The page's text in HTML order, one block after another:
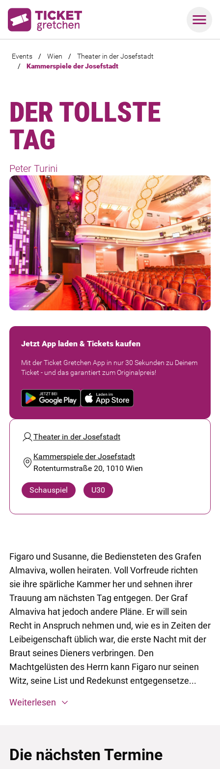
Events / Wien /
Theater in der Josefstadt
/
Kammerspiele der Josefstadt
DER TOLLSTE
TAG
Peter Turini
Jetzt App laden & Tickets kaufen
Mit der Ticket Gretchen App in nur 30 Sekunden zu Deinem
Ticket - und das garantiert zum Originalpreis!
Theater in der Josefstadt
Kammerspiele der Josefstadt
Rotenturmstraße 20, 1010 Wien
Schauspiel U30
Figaro und Susanne, die Bediensteten des Grafen
Almaviva, wollen heiraten. Voll Vorfreude richten
sie ihre spärliche Kammer her und sehnen ihrer
Trauung am nächsten Tag entgegen. Der Graf
Almaviva hat jedoch andere Pläne. Er will sein
Recht in Anspruch nehmen und, wie es in Zeiten der
Leibeigenschaft üblich war, die erste Nacht mit der
Braut seines Dieners verbringen. Den
Machtgelüsten des Herrn kann Figaro nur seinen
Witz, seine List und Redekunst entgegensetze...
Weiterlesen
Die nächsten Termine